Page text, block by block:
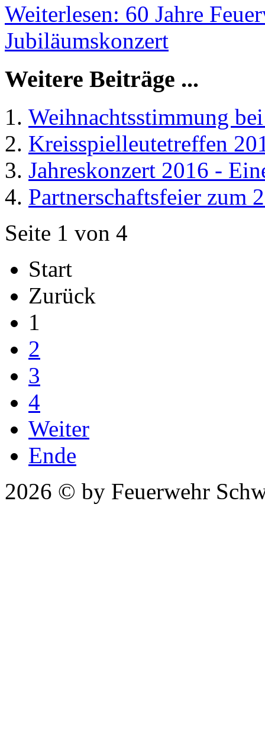
Weiterlesen: 60 Jahre
Jubiläumskonzert
Weitere Beiträge ...
Weihnachtsstimmung
Kreisspielleutetreffen
Jahreskonzert 2016 -
Partnerschaftsfeier zum
Seite 1 von 4
Start
Zurück
1
2
3
4
Weiter
Ende
2026 © by Feuerwehr